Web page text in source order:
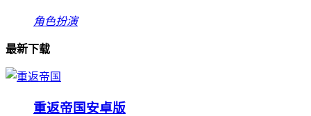
角色扮演
最新下载
重返帝国安卓版